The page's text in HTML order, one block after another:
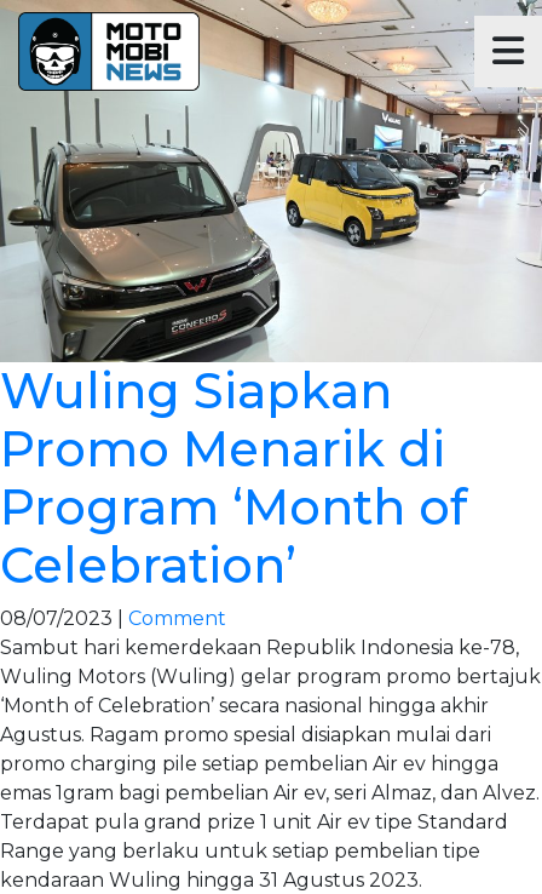
Wuling Siapkan
Promo Menarik di
Program ‘Month of
Celebration’
08/07/2023 | Comment
Sambut hari kemerdekaan Republik Indonesia ke-78,
Wuling Motors (Wuling) gelar program promo bertajuk
‘Month of Celebration’ secara nasional hingga akhir
Agustus. Ragam promo spesial disiapkan mulai dari
promo charging pile setiap pembelian Air ev hingga
emas 1gram bagi pembelian Air ev, seri Almaz, dan Alvez.
Terdapat pula grand prize 1 unit Air ev tipe Standard
Range yang berlaku untuk setiap pembelian tipe
kendaraan Wuling hingga 31 Agustus 2023.